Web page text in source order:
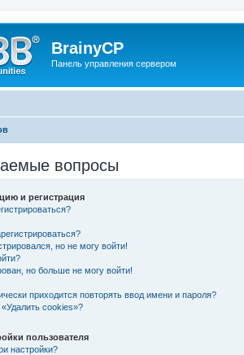
BrainyCP
Панель управления сервером
вопросы
и регистрация
но не могу войти!
но больше не могу войти!
приходится повторять ввод имени и пароля?
cookies»?
пользователя
настройки?